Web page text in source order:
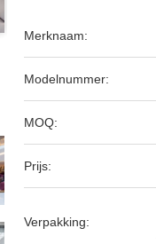
Merknaam:
Modelnummer:
MOQ:
Prijs:
Verpakking: